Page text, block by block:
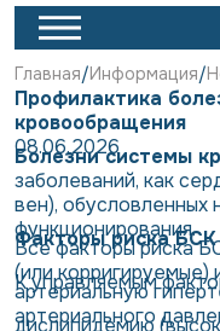
Главная Информация
Профилактика
кровообращения
08.06.2026
Болезни системы
заболеваний, как
вен), обусловленных
функционирования.
Факторы риска БСК
Все факторы риска
(или корригируемые)
К управляемым
артериальную
артериального
дислипидемию